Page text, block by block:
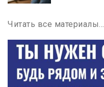
Читать все материалы…